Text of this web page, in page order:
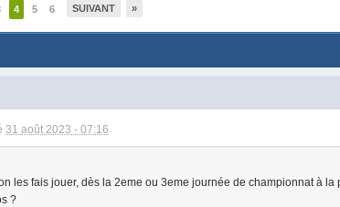
4 5 6 SUIVANT »
31 août 2023 - 07:16
les fais jouer, dès la 2eme ou 3eme journée de championnat à
?